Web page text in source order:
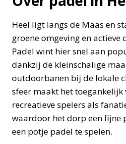
Heel ligt langs de Maas en
groene omgeving en actieve
Padel wint hier snel aan
dankzij de kleinschalige
outdoorbanen bij de lokale
sfeer maakt het toegankelijk
recreatieve spelers als
waardoor het dorp een fijne
een potje padel te spelen.